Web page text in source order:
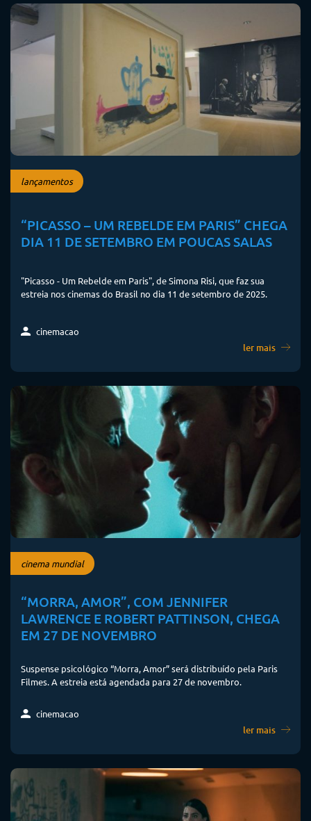
lançamentos
“PICASSO – UM REBELDE EM PARIS” CHEGA
DIA 11 DE SETEMBRO EM POUCAS SALAS
"Picasso - Um Rebelde em Paris", de Simona Risi, que faz sua
estreia nos cinemas do Brasil no dia 11 de setembro de 2025.
cinemacao
ler mais
cinema mundial
“MORRA, AMOR”, COM JENNIFER
LAWRENCE E ROBERT PATTINSON, CHEGA
EM 27 DE NOVEMBRO
Suspense psicológico “Morra, Amor” será distribuído pela Paris
Filmes. A estreia está agendada para 27 de novembro.
cinemacao
ler mais